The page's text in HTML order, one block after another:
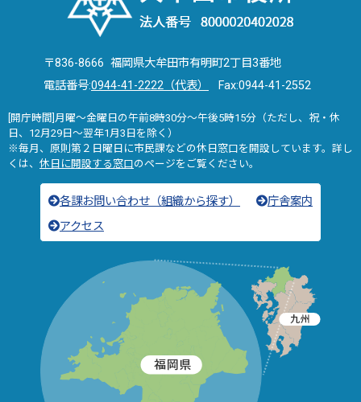
〒836-8666 福岡県大牟田市有明町2丁目3番地
電話番号:0944-41-2222（代表） Fax:0944-41-2552
[開庁時間]月曜～金曜日の午前8時30分～午後5時15分（ただし、祝・休
日、12月29日～翌年1月3日を除く）
※毎月、原則第２日曜日に市民課などの休日窓口を開設しています。詳し
くは、 休日に開設する窓口のページをご覧ください。
各課お問い合わせ（組織から探す）
庁舎案内
アクセス